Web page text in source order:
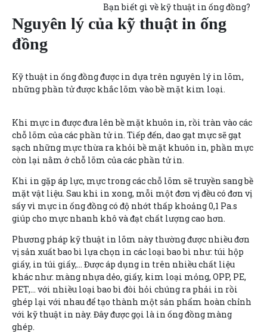
Bạn biết gì về kỹ thuật in ống đồng?
Nguyên lý của kỹ thuật in ống
đồng
Kỹ thuật in ống đồng được in dựa trên nguyên lý in lõm,
những phần tử được khắc lõm vào bề mặt kim loại.
Khi mực in được đưa lên bề mặt khuôn in, rồi tràn vào các
chỗ lõm của các phần tử in. Tiếp đến, dao gạt mực sẽ gạt
sạch những mực thừa ra khỏi bề mặt khuôn in, phần mực
còn lại nằm ở chỗ lõm của các phần tử in.
Khi in gặp áp lực, mực trong các chỗ lõm sẽ truyền sang bề
mặt vật liệu. Sau khi in xong, mỗi một đơn vị đều có đơn vị
sấy vì mực in ống đồng có độ nhớt thấp khoảng 0,1 Pa.s
giúp cho mực nhanh khô và đạt chất lượng cao hơn.
Phương pháp kỹ thuật in lõm này thường được nhiều đơn
vị sản xuất bao bì lựa chọn in các loại bao bì như: túi hộp
giấy, in túi giấy,… Được áp dụng in trên nhiều chất liệu
khác như: màng nhựa dẻo, giấy, kim loại mỏng, OPP, PE,
PET,… với nhiều loại bao bì đòi hỏi chúng ra phải in rồi
ghép lại với nhau để tạo thành một sản phẩm hoàn chỉnh
với kỹ thuật in này. Đây được gọi là in ống đồng màng
ghép.